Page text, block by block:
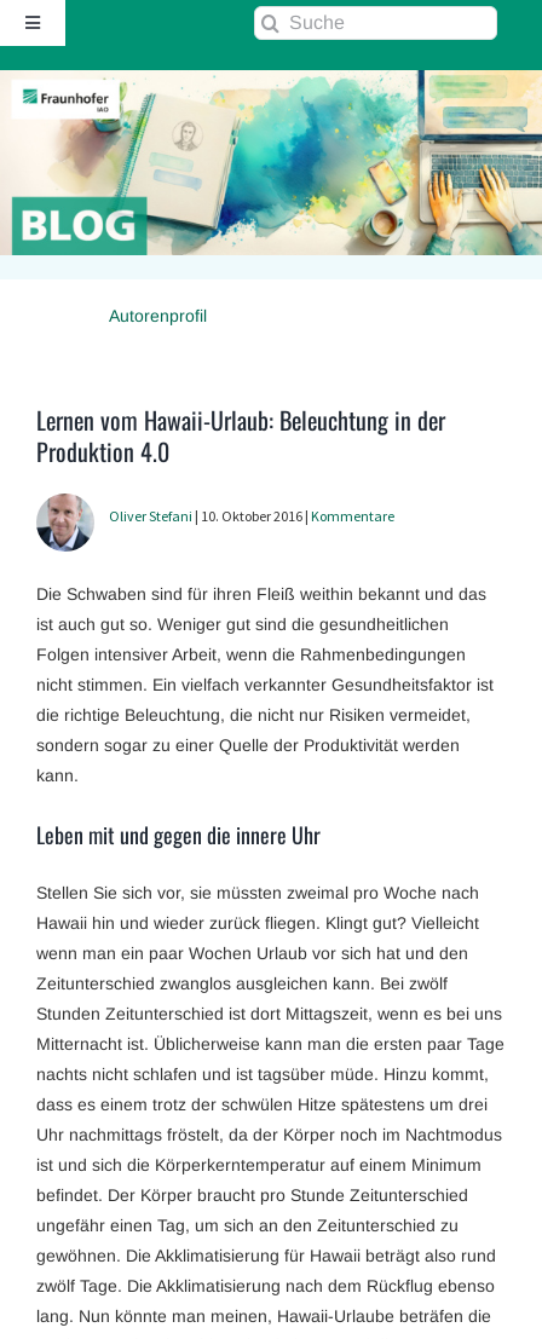
Zum
Inhalt
springen
Toggle
Navigation
Startseite
Über diesen Blog
Kontakt
Kommentarrichtlinie
Suche
Autorenprofil
Lernen vom Hawaii-Urlaub: Beleuchtung in der
Produktion 4.0
Oliver Stefani | 10. Oktober 2016 | Kommentare
Die Schwaben sind für ihren Fleiß weithin bekannt und das
ist auch gut so. Weniger gut sind die gesundheitlichen
Folgen intensiver Arbeit, wenn die Rahmenbedingungen
nicht stimmen. Ein vielfach verkannter Gesundheitsfaktor ist
die richtige Beleuchtung, die nicht nur Risiken vermeidet,
sondern sogar zu einer Quelle der Produktivität werden
kann.
Leben mit und gegen die innere Uhr
Stellen Sie sich vor, sie müssten zweimal pro Woche nach
Hawaii hin und wieder zurück fliegen. Klingt gut? Vielleicht
wenn man ein paar Wochen Urlaub vor sich hat und den
Zeitunterschied zwanglos ausgleichen kann. Bei zwölf
Stunden Zeitunterschied ist dort Mittagszeit, wenn es bei uns
Mitternacht ist. Üblicherweise kann man die ersten paar Tage
nachts nicht schlafen und ist tagsüber müde. Hinzu kommt,
dass es einem trotz der schwülen Hitze spätestens um drei
Uhr nachmittags fröstelt, da der Körper noch im Nachtmodus
ist und sich die Körperkerntemperatur auf einem Minimum
befindet. Der Körper braucht pro Stunde Zeitunterschied
ungefähr einen Tag, um sich an den Zeitunterschied zu
gewöhnen. Die Akklimatisierung für Hawaii beträgt also rund
zwölf Tage. Die Akklimatisierung nach dem Rückflug ebenso
lang. Nun könnte man meinen, Hawaii-Urlaube beträfen die